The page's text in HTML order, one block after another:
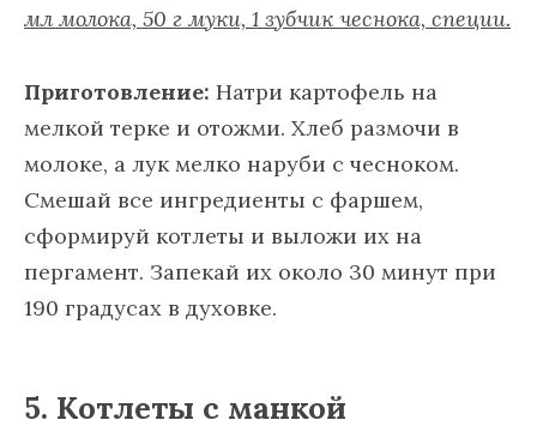
мл молока, 50 г муки, 1 зубчик чеснока, специи.
Приготовление: Натри картофель на
мелкой терке и отожми. Хлеб размочи в
молоке, а лук мелко наруби с чесноком.
Смешай все ингредиенты с фаршем,
сформируй котлеты и выложи их на
пергамент. Запекай их около 30 минут при
190 градусах в духовке.
5. Котлеты с манкой